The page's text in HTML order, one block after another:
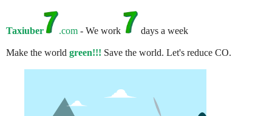
Taxiuber .com - We work days a week
Make the world green!!! Save the world. Let's reduce CO.